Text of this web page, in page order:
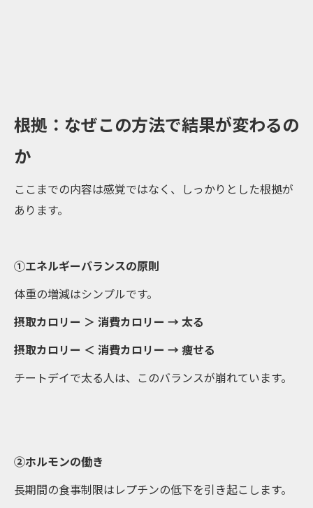
根拠：なぜこの方法で結果が変わるの
か
ここまでの内容は感覚ではなく、しっかりとした根拠が
あります。
①エネルギーバランスの原則
体重の増減はシンプルです。
摂取カロリー ＞ 消費カロリー → 太る
摂取カロリー ＜ 消費カロリー → 痩せる
チートデイで太る人は、このバランスが崩れています。
②ホルモンの働き
長期間の食事制限はレプチンの低下を引き起こします。